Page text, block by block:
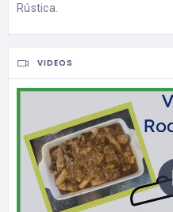
Rústica.
VIDEOS